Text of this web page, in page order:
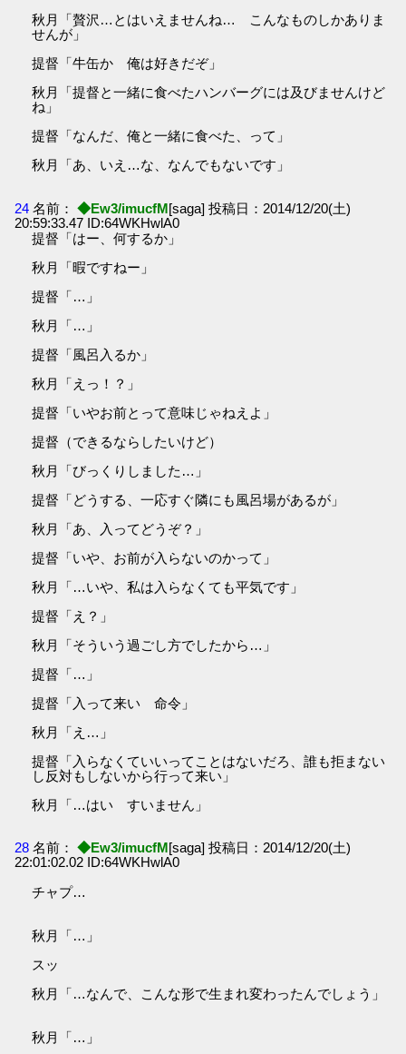
秋月「贅沢…とはいえませんね… こんなものしかありま
せんが」
提督「牛缶か 俺は好きだぞ」
秋月「提督と一緒に食べたハンバーグには及びませんけど
ね」
提督「なんだ、俺と一緒に食べた、って」
秋月「あ、いえ…な、なんでもないです」
24 名前： ◆Ew3/imucfM[saga] 投稿日：2014/12/20(土)
20:59:33.47 ID:64WKHwlA0
提督「はー、何するか」
秋月「暇ですねー」
提督「…」
秋月「…」
提督「風呂入るか」
秋月「えっ！？」
提督「いやお前とって意味じゃねえよ」
提督（できるならしたいけど）
秋月「びっくりしました…」
提督「どうする、一応すぐ隣にも風呂場があるが」
秋月「あ、入ってどうぞ？」
提督「いや、お前が入らないのかって」
秋月「…いや、私は入らなくても平気です」
提督「え？」
秋月「そういう過ごし方でしたから…」
提督「…」
提督「入って来い 命令」
秋月「え…」
提督「入らなくていいってことはないだろ、誰も拒まない
し反対もしないから行って来い」
秋月「…はい すいません」
28 名前： ◆Ew3/imucfM[saga] 投稿日：2014/12/20(土)
22:01:02.02 ID:64WKHwlA0
チャプ…
秋月「…」
スッ
秋月「…なんで、こんな形で生まれ変わったんでしょう」
秋月「…」